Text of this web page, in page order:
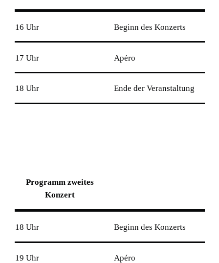
16 Uhr Beginn des Konzerts
17 Uhr Apéro
18 Uhr Ende der Veranstaltung
Programm zweites
Konzert
18 Uhr Beginn des Konzerts
19 Uhr Apéro